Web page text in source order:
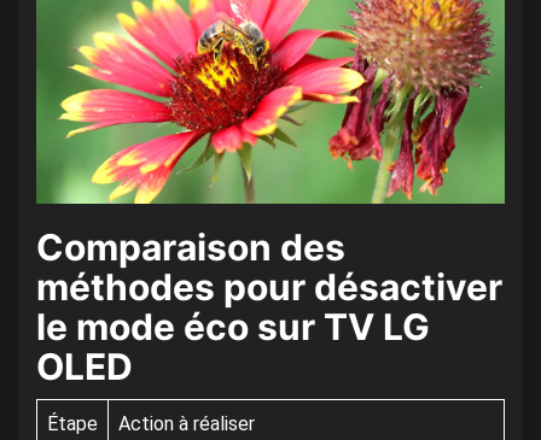
Comparaison des
méthodes pour désactiver
le mode éco sur TV LG
OLED
Étape Action à réaliser